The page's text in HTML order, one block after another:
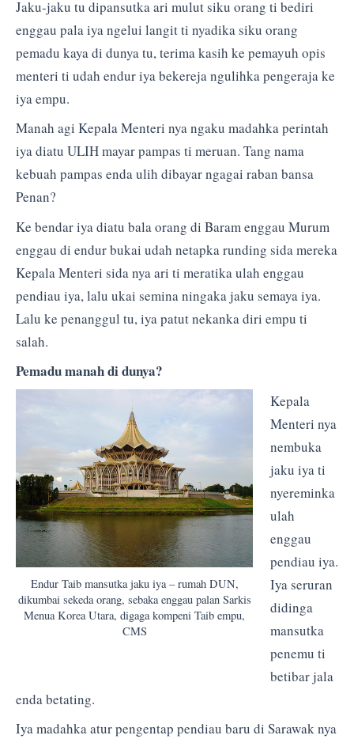
Jaku-jaku tu dipansutka ari mulut siku orang ti bediri
enggau pala iya ngelui langit ti nyadika siku orang
pemadu kaya di dunya tu, terima kasih ke pemayuh opis
menteri ti udah endur iya bekereja ngulihka pengeraja ke
iya empu.
Manah agi Kepala Menteri nya ngaku madahka perintah
iya diatu ULIH mayar pampas ti meruan. Tang nama
kebuah pampas enda ulih dibayar ngagai raban bansa
Penan?
Ke bendar iya diatu bala orang di Baram enggau Murum
enggau di endur bukai udah netapka runding sida mereka
Kepala Menteri sida nya ari ti meratika ulah enggau
pendiau iya, lalu ukai semina ningaka jaku semaya iya.
Lalu ke penanggul tu, iya patut nekanka diri empu ti
salah.
Pemadu manah di dunya?
Endur Taib mansutka jaku iya – rumah DUN,
dikumbai sekeda orang, sebaka enggau palan Sarkis
Menua Korea Utara, digaga kompeni Taib empu,
CMS
Kepala
Menteri nya
nembuka
jaku iya ti
nyereminka
ulah
enggau
pendiau iya.
Iya seruran
didinga
mansutka
penemu ti
betibar jala
enda betating.
Iya madahka atur pengentap pendiau baru di Sarawak nya